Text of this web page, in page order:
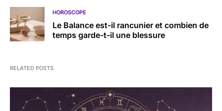
HOROSCOPE
Le Balance est-il rancunier et combien de
temps garde-t-il une blessure
RELATED POSTS